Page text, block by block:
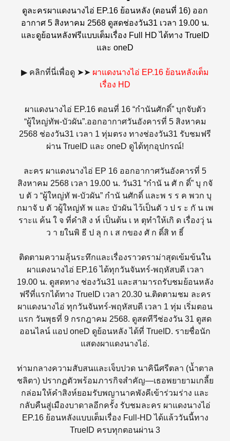
ดูละครผาแดงนางไอ่ EP.16 ย้อนหลัง (ตอนที่ 16) ออก
อากาศ 5 สิงหาคม 2568 ดูสดช่องวัน31 เวลา 19.00 น.
และดูย้อนหลังฟรีแบบเต็มเรื่อง Full HD ได้ทาง TrueID
และ oneD
▶ คลิกที่นี่เพื่อดู ➤➤ ผาแดงนางไอ่ EP.16 ย้อนหลังเต็ม
เรื่อง HD
ผาแดงนางไอ่ EP.16 ตอนที่ 16 “กำนันศักดิ์” บุกจับตัว
“ผู้ใหญ่ทัพ-บัวผัน”.ออกอากาศวันอังคารที่ 5 สิงหาคม
2568 ช่องวัน31 เวลา 1 ทุ่มตรง ทางช่องวัน31 รับชมฟรี
ผ่าน TrueID และ oneD ดูได้ทุกอุปกรณ์!
ละคร ผาแดงนางไอ่ EP 16 ออกอากาศวันอังคารที่ 5
สิงหาคม 2568 เวลา 19.00 น. วัน31 “กำนั น ศั ก ดิ์” บุ กจั
บ ตั ว “ผู้ใหญ่ทั พ-บัวผัน” กำนั นศักดิ์ และพ ร ร ค พวก บุ
กมาจั บ ตั วผู้ใหญ่ทั พ และ บัวผัน ไว้เป็นตั ว ป ร ะ กั น เพ
ราะแ ค้น ใ จ ที่คำสิ ง ห์ เป็นต้น เ ห ตุทำให้เกิ ด เรื่องวุ่ น
ว า ยในพิ ธี ป ลุ ก เ ส กของ ศั ก ดิ์สิ ท ธิ์
ติดตามความลุ้นระทึกและเรื่องราวดราม่าสุดเข้มข้นใน
ผาแดงนางไอ่ EP.16 ได้ทุกวันจันทร์-พฤหัสบดี เวลา
19.00 น. ดูสดทาง ช่องวัน31 และสามารถรับชมย้อนหลัง
ฟรีที่แรกได้ทาง TrueID เวลา 20.30 น.ติดตามชม ละคร
ผาแดงนางไอ่ ทุกวันจันทร์-พฤหัสบดี เวลา 1 ทุ่ม เริ่มตอน
แรก วันพุธที่ 9 กรกฎาคม 2568. ดูสดทีวีช่องวัน 31 ดูสด
ออนไลน์ แอป oneD ดูย้อนหลัง ได้ที่ TrueID. รายชื่อนัก
แสดงผาแดงนางไอ่.
ท่ามกลางความสับสนและเจ็บปวด นาคินีศรีตลา (น้ำตาล
ชลิตา) ปรากฏตัวพร้อมภารกิจสำคัญ—เธอพยายามเกลี้ย
กล่อมให้คำสิงห์ยอมรับพญานาคพังคีเข้าร่วมร่าง และ
กลับคืนสู่เมืองบาดาลอีกครั้ง รับชมละคร ผาแดงนางไอ่
EP.16 ย้อนหลังแบบเต็มเรื่อง Full-HD ได้แล้ววันนี้ทาง
TrueID ครบทุกตอนผ่าน 3